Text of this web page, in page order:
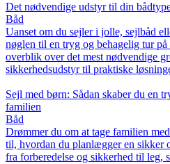
Det nødvendige udstyr til din
Båd
Uanset om du sejler i jolle, sejlbåd
nøglen til en tryg og behagelig tur
overblik over det mest nødvendige
sikkerhedsudstyr til praktiske
Sejl med børn: Sådan skaber du en
familien
Båd
Drømmer du om at tage familien
til, hvordan du planlægger en sikker
fra forberedelse og sikkerhed til leg,